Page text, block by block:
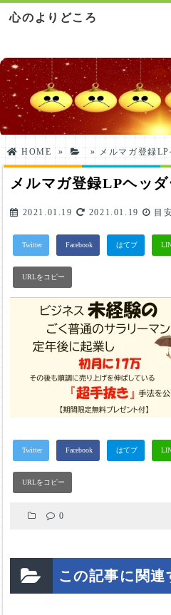
心のよりどころ
HOME » » メルマガ登録
メルマガ登録LPヘッダ
2021.01.19 2021.01.19 目
0
この記事に関連